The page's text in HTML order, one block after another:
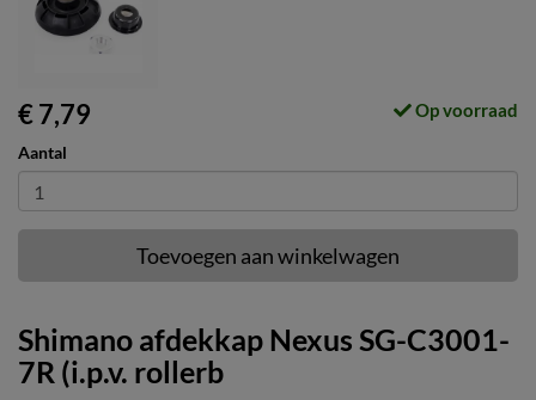
€ 7,79 Op voorraad
Aantal
Toevoegen aan winkelwagen
Shimano afdekkap Nexus SG-C3001-
7R (i.p.v. rollerb